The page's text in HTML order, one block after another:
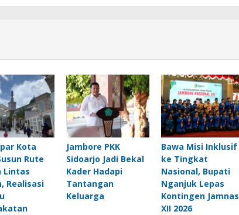
Kota
Rute
Lintas
Realisasi
Jambore PKK
Sidoarjo Jadi Bekal
Kader Hadapi
Tantangan
Keluarga
Bawa Misi Inklusif
ke Tingkat
Nasional, Bupati
Nganjuk Lepas
Kontingen Jamnas
XII 2026